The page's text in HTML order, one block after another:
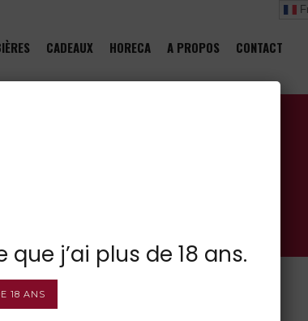
CADEAUX HORECA A PROPOS CONTACT
j’ai plus de 18 ans.
18 ANS